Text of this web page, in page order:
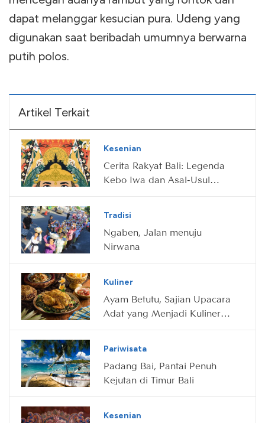
dapat melanggar kesucian pura. Udeng yang
digunakan saat beribadah umumnya berwarna
putih polos.
Artikel Terkait
Kesenian
Cerita Rakyat Bali: Legenda
Kebo Iwa dan Asal-Usul
Tradisi
Ngaben, Jalan menuju
Nirwana
Kuliner
Ayam Betutu, Sajian Upacara
Adat yang Menjadi Kuliner
Pariwisata
Padang Bai, Pantai Penuh
Kejutan di Timur Bali
Kesenian